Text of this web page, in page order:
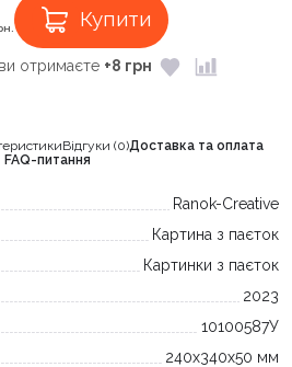
Купити
отримаєте +8 грн
Відгуки (0)Доставка та оплата
FAQ-питання
Ranok-Creative
Картина з паєток
Картинки з паєток
2023
10100587У
240х340х50 мм